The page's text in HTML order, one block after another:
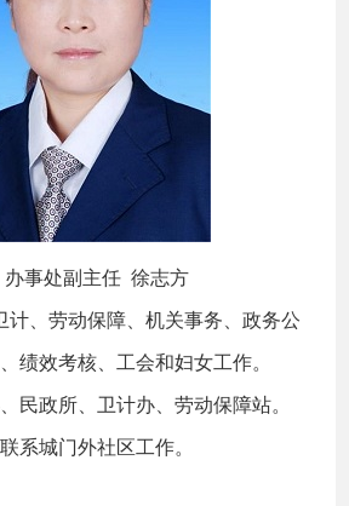
办事处副主任 徐志方
计、劳动保障、机关事务、政务公
绩效考核、工会和妇女工作。
民政所、卫计办、劳动保障站。
联系城门外社区工作。